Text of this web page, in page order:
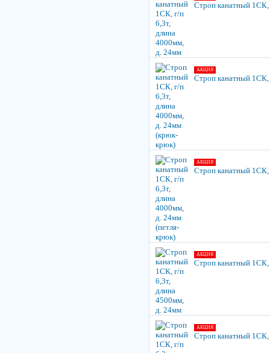
Строп канатный 1СК,
АКЦИЯ
Строп канатный
АКЦИЯ
Строп канатный 1СК,
АКЦИЯ
Строп канатный 1СК,
АКЦИЯ
Строп канатный